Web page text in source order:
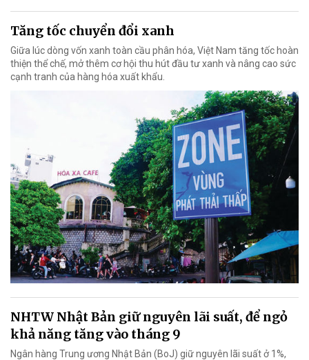
Tăng tốc chuyển đổi xanh
Giữa lúc dòng vốn xanh toàn cầu phân hóa, Việt Nam tăng tốc hoàn
thiện thể chế, mở thêm cơ hội thu hút đầu tư xanh và nâng cao sức
cạnh tranh của hàng hóa xuất khẩu.
NHTW Nhật Bản giữ nguyên lãi suất, để ngỏ
khả năng tăng vào tháng 9
Ngân hàng Trung ương Nhật Bản (BoJ) giữ nguyên lãi suất ở 1%,